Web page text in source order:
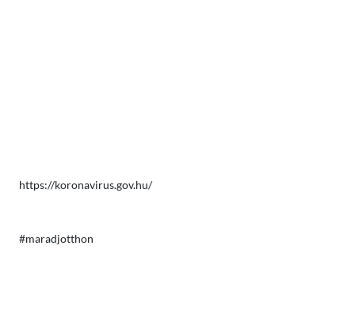
https://koronavirus.gov.hu/
#maradjotthon